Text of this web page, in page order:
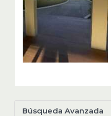
Búsqueda Avanzada